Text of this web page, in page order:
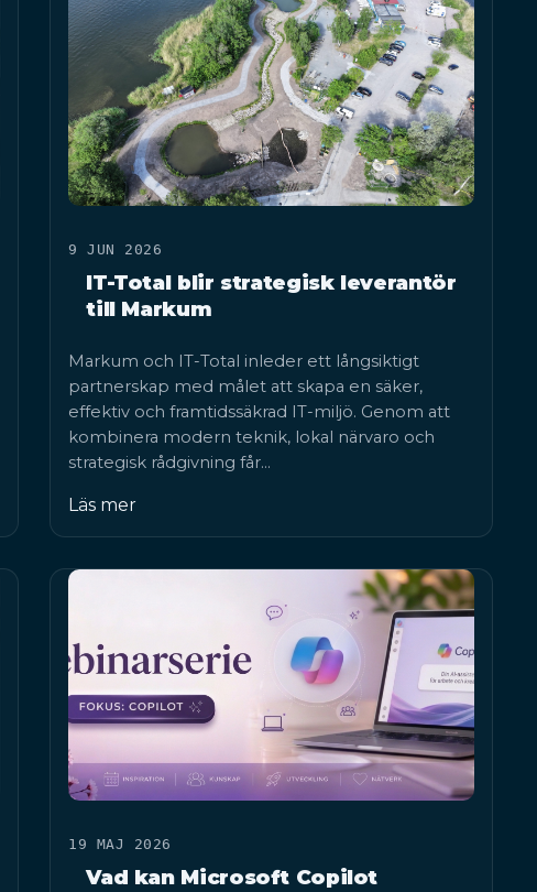
9 JUN 2026
IT-Total blir strategisk leverantör
till Markum
Markum och IT-Total inleder ett långsiktigt
partnerskap med målet att skapa en säker,
effektiv och framtidssäkrad IT-miljö. Genom att
kombinera modern teknik, lokal närvaro och
strategisk rådgivning får…
Läs mer
19 MAJ 2026
Vad kan Microsoft Copilot